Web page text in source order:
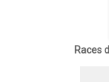
Races